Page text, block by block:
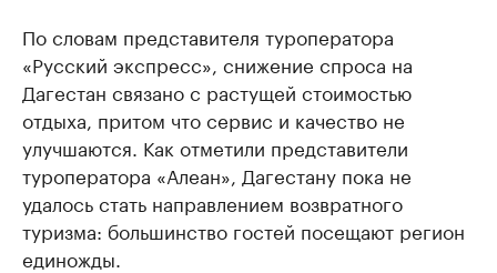
По словам представителя туроператора
«Русский экспресс», снижение спроса на
Дагестан связано с растущей стоимостью
отдыха, притом что сервис и качество не
улучшаются. Как отметили представители
туроператора «Алеан», Дагестану пока не
удалось стать направлением возвратного
туризма: большинство гостей посещают регион
единожды.